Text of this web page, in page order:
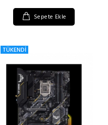
Sepete Ekle
TÜKENDİ